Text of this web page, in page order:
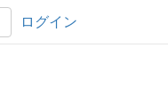
ログイン